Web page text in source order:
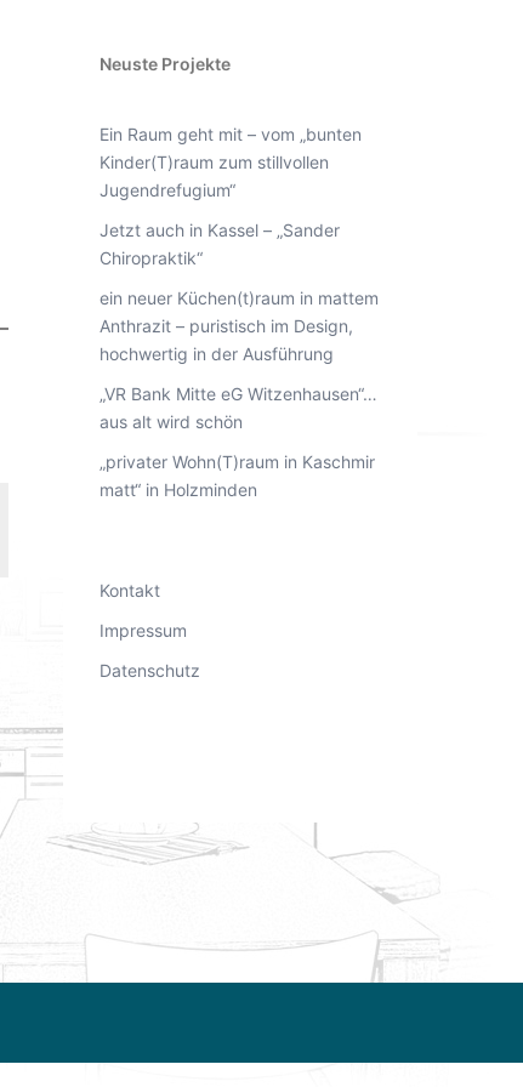
Neuste Projekte
Ein Raum geht mit – vom „bunten
Kinder(T)raum zum stillvollen
Jugendrefugium“
Jetzt auch in Kassel – „Sander
Chiropraktik“
ein neuer Küchen(t)raum in mattem
Anthrazit – puristisch im Design,
hochwertig in der Ausführung
„VR Bank Mitte eG Witzenhausen“…
aus alt wird schön
„privater Wohn(T)raum in Kaschmir
matt“ in Holzminden
Kontakt
Impressum
Datenschutz